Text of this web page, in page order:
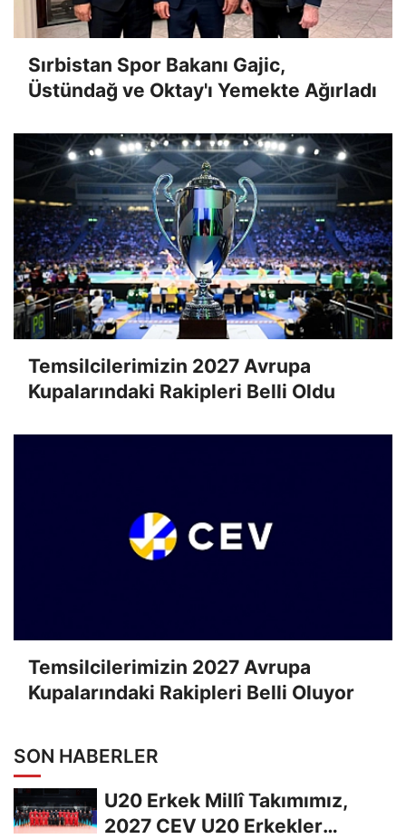
Sırbistan Spor Bakanı Gajic,
Üstündağ ve Oktay'ı Yemekte Ağırladı
Temsilcilerimizin 2027 Avrupa
Kupalarındaki Rakipleri Belli Oldu
Temsilcilerimizin 2027 Avrupa
Kupalarındaki Rakipleri Belli Oluyor
SON HABERLER
U20 Erkek Millî Takımımız,
2027 CEV U20 Erkekler